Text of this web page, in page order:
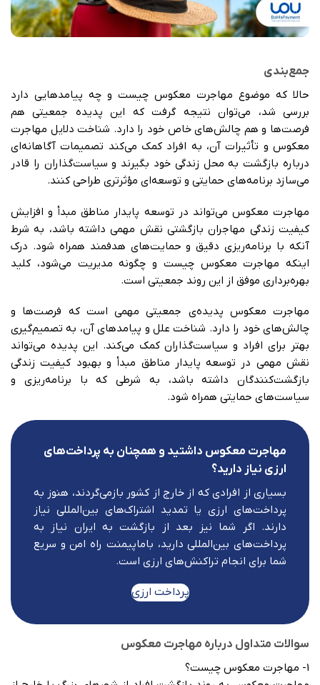
جمع‌بندی
حالا که موضوع مهاجرت معکوس چیست و چه پیامدهایی دارد
بررسی شد، می‌توان نتیجه گرفت که این پدیده جمعیتی هم
فرصت‌ها و هم چالش‌های خاص خود را دارد. شناخت دلایل مهاجرت
معکوس و تأثیرات آن، به افراد کمک می‌کند تصمیمات آگاهانه‌ای
درباره بازگشت به محل زندگی خود بگیرند و سیاست‌گذاران را قادر
می‌سازد برنامه‌های حمایتی و توسعه‌ای مؤثرتری طراحی کنند.
مهاجرت معکوس می‌تواند در توسعه پایدار مناطق مبدأ و افزایش
کیفیت زندگی مهاجران بازگشتی نقش مهمی داشته باشد، به شرط
آنکه با برنامه‌ریزی دقیق و حمایت‌های هدفمند همراه شود. درک
اینکه مهاجرت معکوس چیست و چگونه مدیریت می‌شود، کلید
بهره‌برداری موفق از این روند جمعیتی است.
مهاجرت معکوس پدیده‌ی جمعیتی مهمی است که فرصت‌ها و
چالش‌های خود را دارد. شناخت علل و پیامدهای آن، به تصمیم‌گیری
بهتر برای افراد و سیاست‌گذاران کمک می‌کند. این پدیده می‌تواند
نقش مهمی در توسعه پایدار مناطق مبدأ و بهبود کیفیت زندگی
بازگشت‌کنندگان داشته باشد، به شرطی که با برنامه‌ریزی و
سیاست‌های حمایتی همراه شود.
مهاجرت معکوس داشتید و همچنان به پرداخت‌های
ارزی نیاز دارید؟
بسیاری از افرادی که از خارج از کشور بازمی‌گردند، هنوز به
پرداخت‌های ارزی یا تمدید اشتراک‌های بین‌المللی نیاز
دارند. اگر شما نیز بعد از بازگشت به ایران نیاز به
پرداخت‌های بین‌المللی دارید، باماپیمنت راه امن و سریع
شما برای انجام تراکنش‌های ارزی است.
پرداخت ارزی
سوالات متداول درباره مهاجرت معکوس
1- مهاجرت معکوس چیست؟